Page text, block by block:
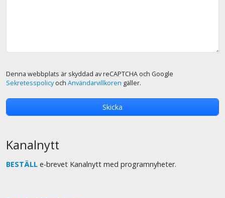
Denna webbplats är skyddad av reCAPTCHA och Google
Sekretesspolicyoch Användarvillkoren gäller.
Kanalnytt
BESTÄLL e-brevet Kanalnytt med programnyheter.